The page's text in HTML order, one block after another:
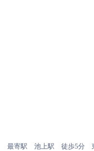
最寄駅 池上駅 徒歩5分